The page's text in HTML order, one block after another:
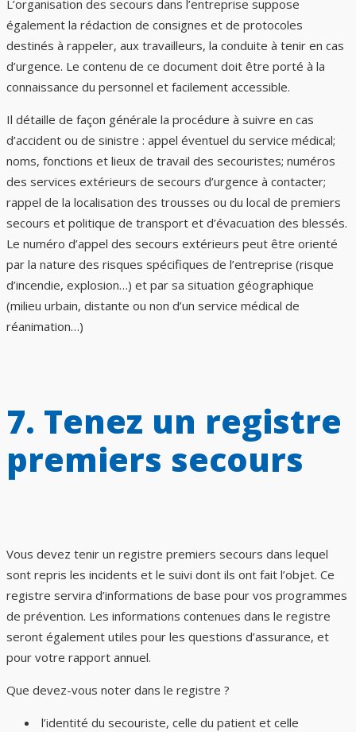
L’organisation des secours dans l’entreprise suppose
également la rédaction de consignes et de protocoles
destinés à rappeler, aux travailleurs, la conduite à tenir en cas
d’urgence. Le contenu de ce document doit être porté à la
connaissance du personnel et facilement accessible.
Il détaille de façon générale la procédure à suivre en cas
d’accident ou de sinistre : appel éventuel du service médical;
noms, fonctions et lieux de travail des secouristes; numéros
des services extérieurs de secours d’urgence à contacter;
rappel de la localisation des trousses ou du local de premiers
secours et politique de transport et d’évacuation des blessés.
Le numéro d’appel des secours extérieurs peut être orienté
par la nature des risques spécifiques de l’entreprise (risque
d’incendie, explosion…) et par sa situation géographique
(milieu urbain, distante ou non d’un service médical de
réanimation…)
7. Tenez un registre
premiers secours
Vous devez tenir un registre premiers secours dans lequel
sont repris les incidents et le suivi dont ils ont fait l’objet. Ce
registre servira d’informations de base pour vos programmes
de prévention. Les informations contenues dans le registre
seront également utiles pour les questions d’assurance, et
pour votre rapport annuel.
Que devez-vous noter dans le registre ?
l’identité du secouriste, celle du patient et celle